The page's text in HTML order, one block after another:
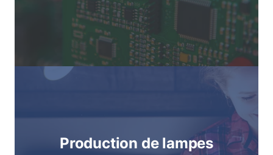
Production de lampes